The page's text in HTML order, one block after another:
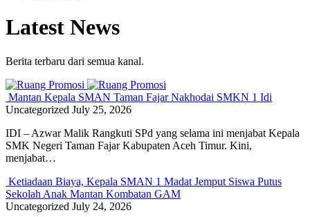
Latest News
Berita terbaru dari semua kanal.
Mantan Kepala SMAN Taman Fajar Nakhodai SMKN 1 Idi
Uncategorized July 25, 2026
IDI – Azwar Malik Rangkuti SPd yang selama ini menjabat Kepala
SMK Negeri Taman Fajar Kabupaten Aceh Timur. Kini,
menjabat…
Ketiadaan Biaya, Kepala SMAN 1 Madat Jemput Siswa Putus
Sekolah Anak Mantan Kombatan GAM
Uncategorized July 24, 2026